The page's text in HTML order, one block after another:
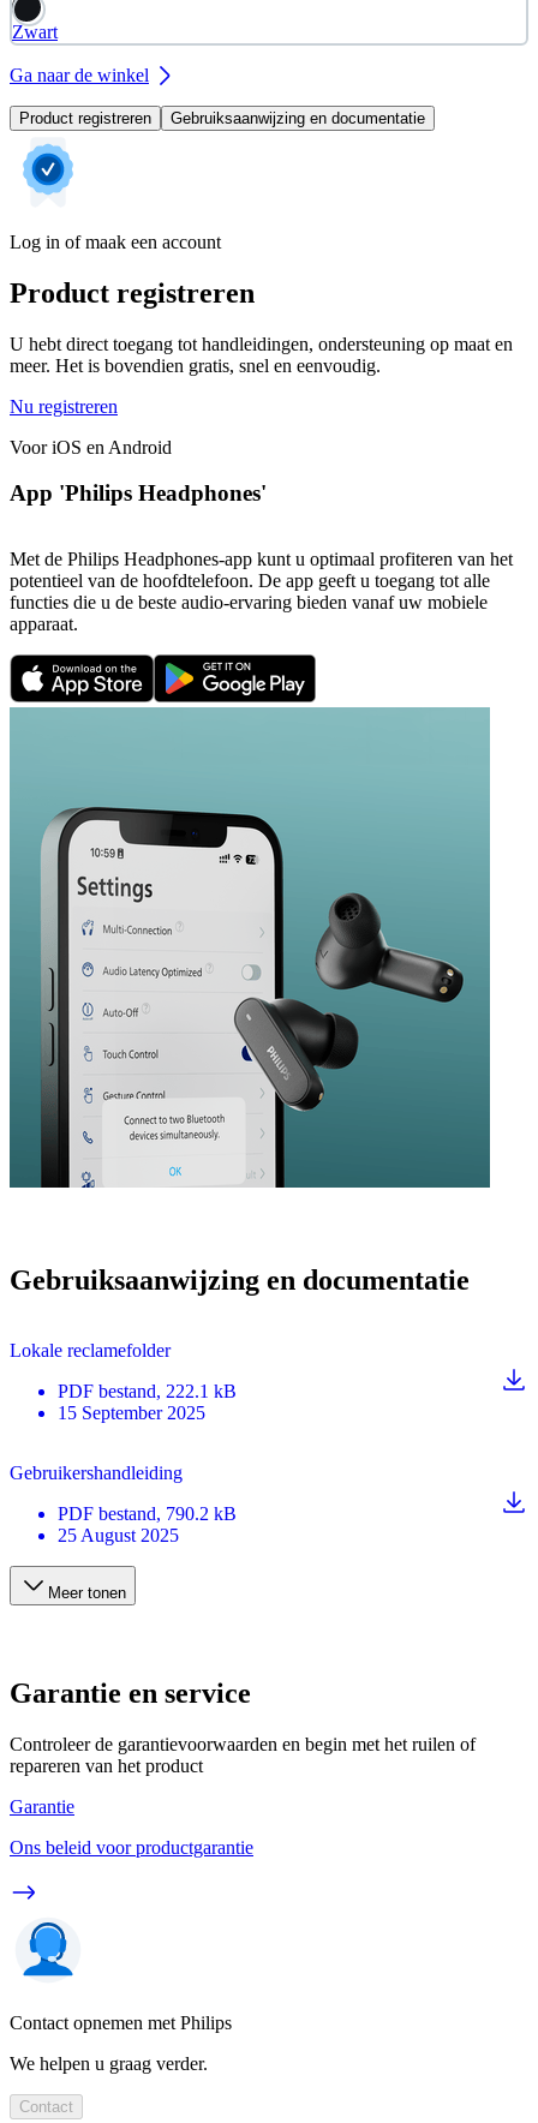
Zwart
Ga naar de winkel
Product registreren Gebruiksaanwijzing en documentatie
Log in of maak een account
Product registreren
U hebt direct toegang tot handleidingen, ondersteuning op maat en
meer. Het is bovendien gratis, snel en eenvoudig.
Nu registreren
Voor iOS en Android
App 'Philips Headphones'
Met de Philips Headphones-app kunt u optimaal profiteren van het
potentieel van de hoofdtelefoon. De app geeft u toegang tot alle
functies die u de beste audio-ervaring bieden vanaf uw mobiele
apparaat.
Gebruiksaanwijzing en documentatie
Lokale reclamefolder
PDF bestand, 222.1 kB
15 September 2025
Gebruikershandleiding
PDF bestand, 790.2 kB
25 August 2025
Meer tonen
Garantie en service
Controleer de garantievoorwaarden en begin met het ruilen of
repareren van het product
Garantie
Ons beleid voor productgarantie
Contact opnemen met Philips
We helpen u graag verder.
Contact